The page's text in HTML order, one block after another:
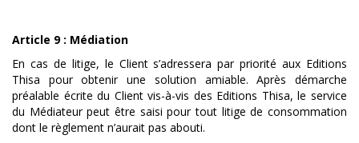
Article 9 : Médiation
En cas de litige, le Client s’adressera par priorité aux Editions
Thisa pour obtenir une solution amiable. Après démarche
préalable écrite du Client vis-à-vis des Editions Thisa, le service
du Médiateur peut être saisi pour tout litige de consommation
dont le règlement n’aurait pas abouti.